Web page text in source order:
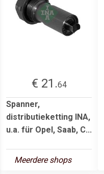
€ 21.64
Spanner,
distributieketting INA,
u.a. für Opel, Saab, C...
Meerdere shops